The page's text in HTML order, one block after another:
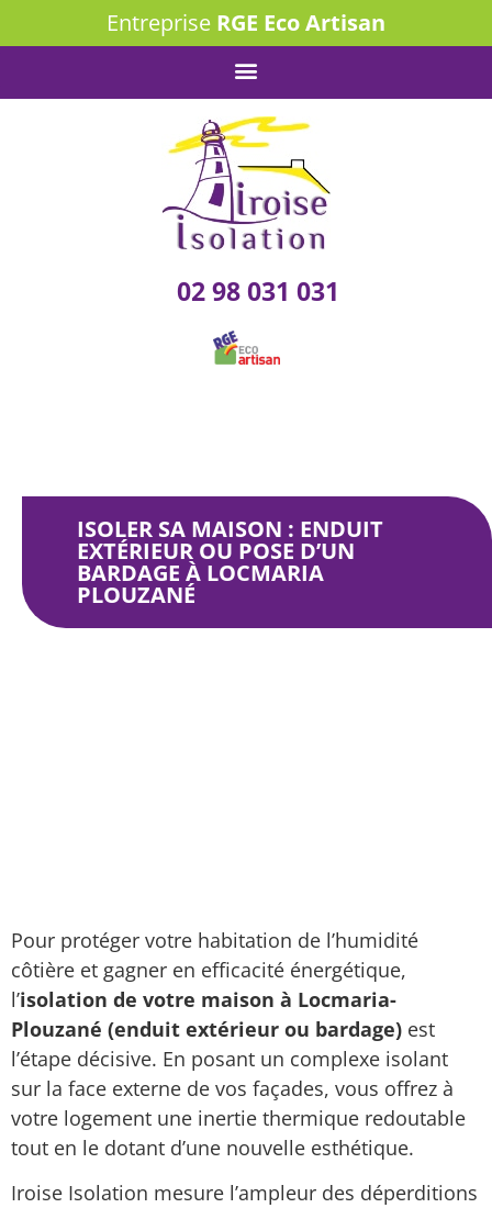
Entreprise RGE Eco Artisan
02 98 031 031
ISOLER SA MAISON : ENDUIT
EXTÉRIEUR OU POSE D’UN
BARDAGE À LOCMARIA
PLOUZANÉ
Pour protéger votre habitation de l’humidité
côtière et gagner en efficacité énergétique,
l’isolation de votre maison à Locmaria-
Plouzané (enduit extérieur ou bardage) est
l’étape décisive. En posant un complexe isolant
sur la face externe de vos façades, vous offrez à
votre logement une inertie thermique redoutable
tout en le dotant d’une nouvelle esthétique.
Iroise Isolation mesure l’ampleur des déperditions